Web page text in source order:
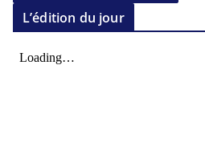
L’édition du jour